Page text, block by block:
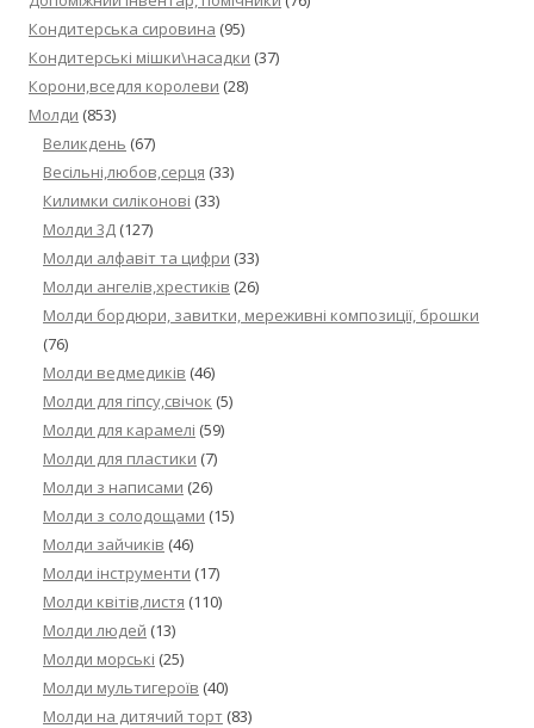
Кондитерська сировина (95)
Кондитерські мішки\насадки (37)
Корони,вседля королеви (28)
Молди (853)
Великдень (67)
Весільні,любов,серця (33)
Килимки силіконові (33)
Молди 3Д (127)
Молди алфавіт та цифри (33)
Молди ангелів,хрестиків (26)
Молди бордюри, завитки, мереживні композиції, брошки
(76)
Молди ведмедиків (46)
Молди для гіпсу,свічок (5)
Молди для карамелі (59)
Молди для пластики (7)
Молди з написами (26)
Молди з солодощами (15)
Молди зайчиків (46)
Молди інструменти (17)
Молди квітів,листя (110)
Молди людей (13)
Молди морські (25)
Молди мультигероїв (40)
Молди на дитячий торт (83)